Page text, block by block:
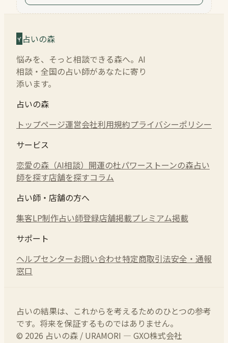
占いの森
悩みを、そっと相談できる森へ。AI
相談・全国の占い師があなたに寄り
添います。
占いの森
トップページ運営会社利用規約プライバシーポリシー
サービス
恋愛の森（AI相談） 開運の杜パワーストーンの森占い
師を探す店舗を探すコラム
占い師・店舗の方へ
集客LP制作占い師登録店舗掲載プレミアム掲載
サポート
ヘルプセンターお問い合わせ特定商取引法安全・通報
窓口
占いの結果は、これからを考えるためのひとつの参考
です。将来を保証するものではありません。
© 2026 占いの森 / URAMORI — GXO株式会社